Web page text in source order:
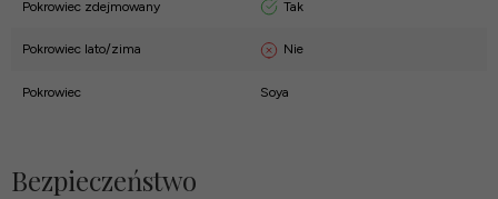
Pokrowiec zdejmowany Tak
Pokrowiec lato/zima Nie
Pokrowiec Soya
Bezpieczeństwo